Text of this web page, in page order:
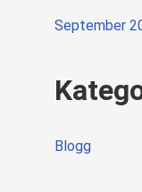
September
Blogg